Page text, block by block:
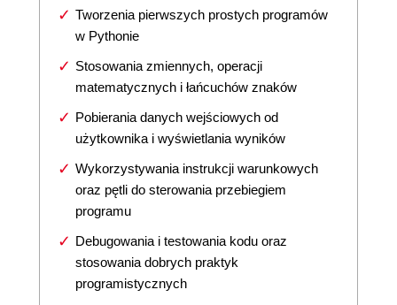
Tworzenia pierwszych prostych programów
w Pythonie
Stosowania zmiennych, operacji
matematycznych i łańcuchów znaków
Pobierania danych wejściowych od
użytkownika i wyświetlania wyników
Wykorzystywania instrukcji warunkowych
oraz pętli do sterowania przebiegiem
programu
Debugowania i testowania kodu oraz
stosowania dobrych praktyk
programistycznych